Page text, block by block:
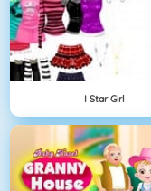
I Star Girl